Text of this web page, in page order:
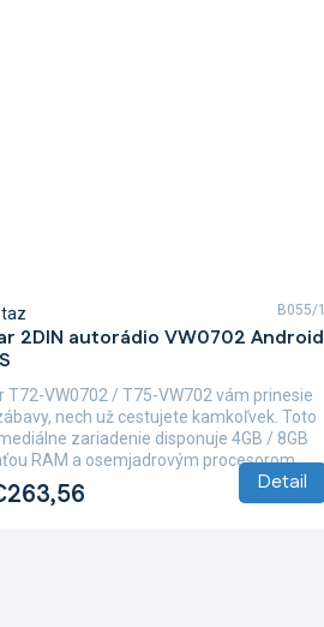
2DIN autorádio VW0702 Android
Detail
T72-VW0702 / T75-VW702 vám prinesie
nech už cestujete kamkoľvek. Toto
zariadenie disponuje 4GB / 8GB
RAM a osemjadrovým procesorom...
B055/1